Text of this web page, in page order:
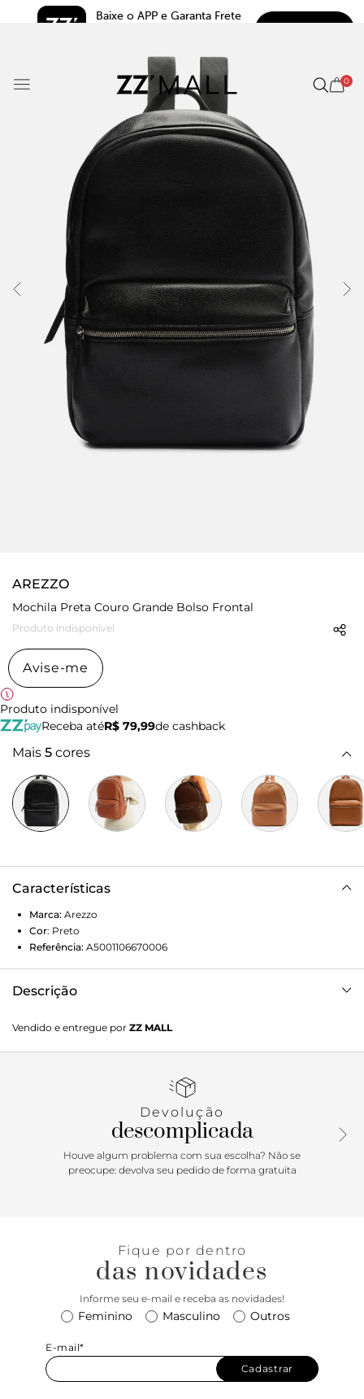
Baixe o APP e Garanta Frete
0
AREZZO
Mochila Preta Couro Grande Bolso Frontal
Produto indisponível
Avise-me
Produto indisponível
Receba atéR$ 79,99de cashback
Mais 5 cores
Características
Marca: Arezzo
Cor: Preto
Referência: A5001106670006
Descrição
Vendido e entregue por ZZ MALL
Devolução
descomplicada
Houve algum problema com sua escolha? Não se
preocupe: devolva seu pedido de forma gratuita
Fique por dentro
das novidades
Informe seu e-mail e receba as novidades!
Feminino Masculino Outros
E-mail*
Cadastrar